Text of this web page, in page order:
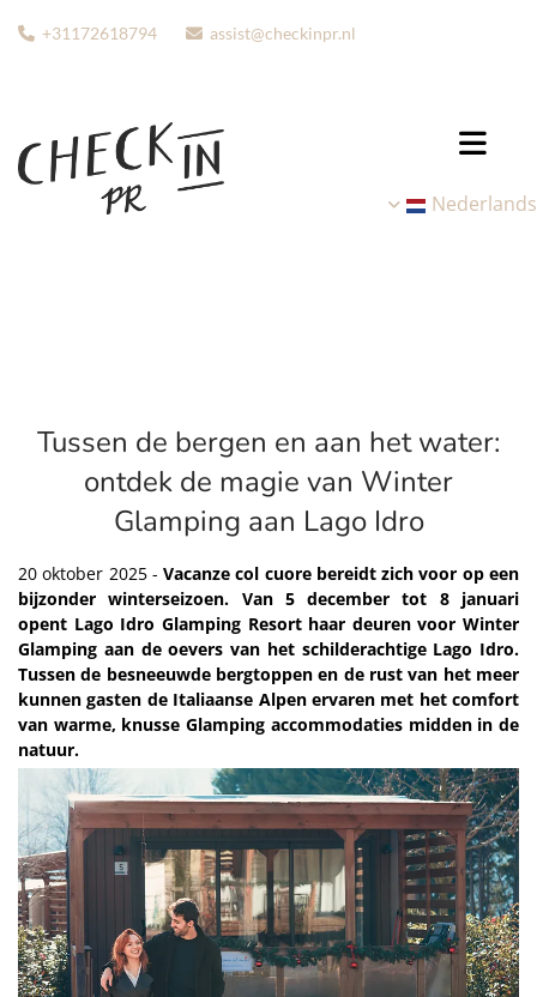
 +31172618794  assist@checkinpr.nl
Nederlands
Tussen de bergen en aan het water:
ontdek de magie van Winter
Glamping aan Lago Idro
20 oktober 2025 -Vacanze col cuore bereidt zich voor op een
bijzonder winterseizoen. Van 5 december tot 8 januari
opent Lago Idro Glamping Resort haar deuren voor Winter
Glamping aan de oevers van het schilderachtige Lago Idro.
Tussen de besneeuwde bergtoppen en de rust van het meer
kunnen gasten de Italiaanse Alpen ervaren met het comfort
van warme, knusse Glamping accommodaties midden in de
natuur.